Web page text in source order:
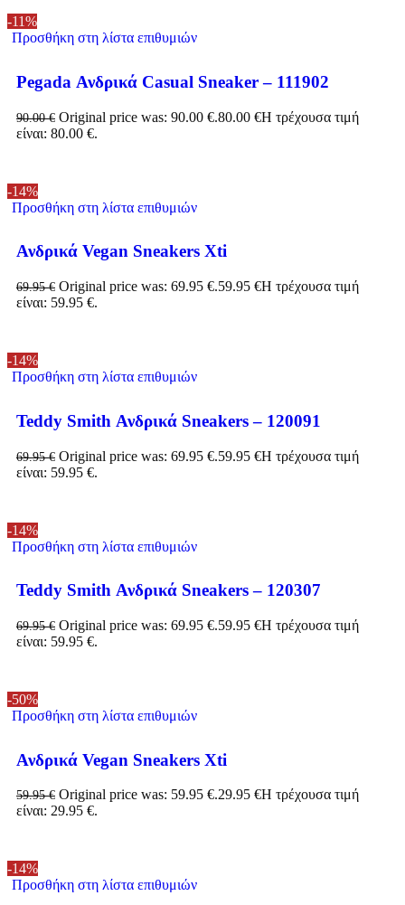
-11%
Προσθήκη στη λίστα επιθυμιών
Pegada Ανδρικά Casual Sneaker – 111902
90.00€ Original price was: 90.00 €.80.00 €Η τρέχουσα τιμή
είναι: 80.00 €.
-14%
Προσθήκη στη λίστα επιθυμιών
Ανδρικά Vegan Sneakers Xti
69.95€ Original price was: 69.95 €.59.95 €Η τρέχουσα τιμή
είναι: 59.95 €.
-14%
Προσθήκη στη λίστα επιθυμιών
Teddy Smith Ανδρικά Sneakers – 120091
69.95€ Original price was: 69.95 €.59.95 €Η τρέχουσα τιμή
είναι: 59.95 €.
-14%
Προσθήκη στη λίστα επιθυμιών
Teddy Smith Ανδρικά Sneakers – 120307
69.95€ Original price was: 69.95 €.59.95 €Η τρέχουσα τιμή
είναι: 59.95 €.
-50%
Προσθήκη στη λίστα επιθυμιών
Ανδρικά Vegan Sneakers Xti
59.95€ Original price was: 59.95 €.29.95 €Η τρέχουσα τιμή
είναι: 29.95 €.
-14%
Προσθήκη στη λίστα επιθυμιών